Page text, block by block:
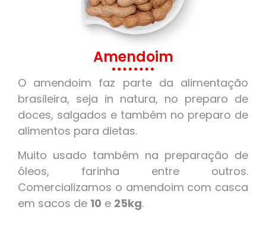
Amendoim
O amendoim faz parte da alimentação
brasileira, seja in natura, no preparo de
doces, salgados e também no preparo de
alimentos para dietas.
Muito usado também na preparação de
óleos, farinha entre outros.
Comercializamos o amendoim com casca
em sacos de 10 e 25kg.